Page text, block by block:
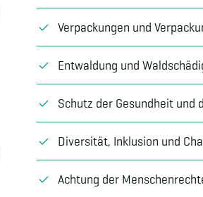
Verpackungen und
Entwaldung und
Schutz der Gesundheit
Diversität, Inklusion und
Achtung der